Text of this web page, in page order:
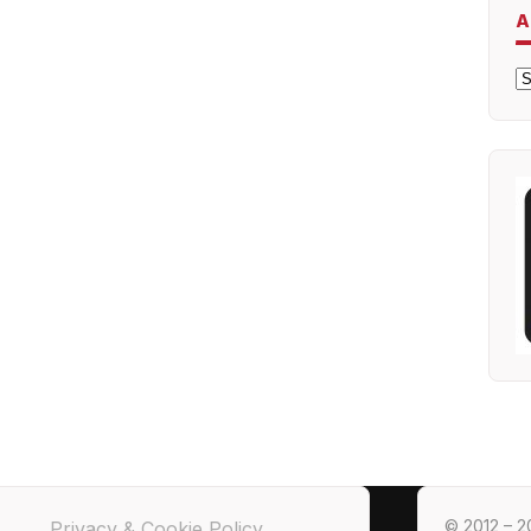
© 2012 –